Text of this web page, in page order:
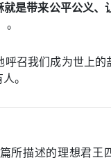
就是带来公平公义、
呼召我们成为世上
。
所描述的理想君王